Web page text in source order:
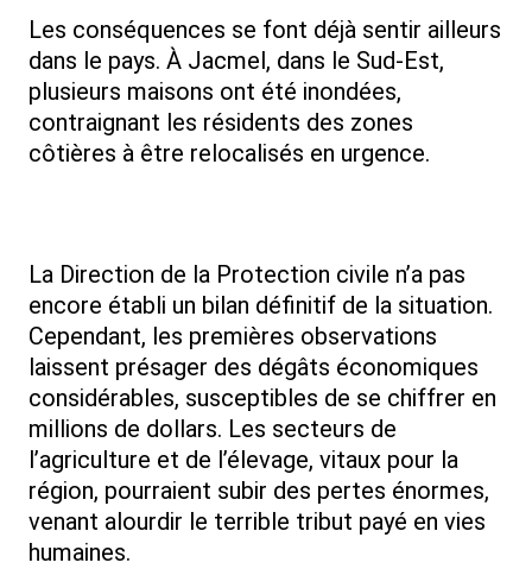
Les conséquences se font déjà sentir ailleurs
dans le pays. À Jacmel, dans le Sud-Est,
plusieurs maisons ont été inondées,
contraignant les résidents des zones
côtières à être relocalisés en urgence.
La Direction de la Protection civile n’a pas
encore établi un bilan définitif de la situation.
Cependant, les premières observations
laissent présager des dégâts économiques
considérables, susceptibles de se chiffrer en
millions de dollars. Les secteurs de
l’agriculture et de l’élevage, vitaux pour la
région, pourraient subir des pertes énormes,
venant alourdir le terrible tribut payé en vies
humaines.